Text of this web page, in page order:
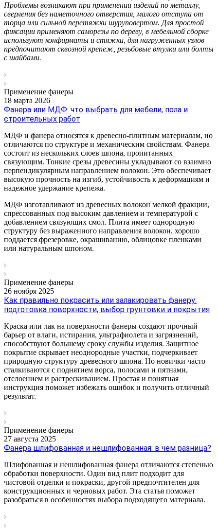
Проблемы возникают при применении изделий по металлу,
сверления без наметочного отверстия, малого отступа от
торца или сильной перетяжки шуруповертом. Для простой
фиксации применяют саморезы по дереву, в мебельной сборке
используют конфирматы и стяжки, для нагруженных узлов
предпочитают сквозной крепеж, резьбовые втулки или болты
с шайбами.
Применение фанеры
18 марта 2026
Фанера или МДФ: что выбрать для мебели, пола и
строительных работ
МДФ и фанера относятся к древесно-плитным материалам, но
отличаются по структуре и механическим свойствам. Фанера
состоит из нескольких слоев шпона, пропитанных
связующим. Тонкие срезы древесины укладывают со взаимно
перпендикулярным направлением волокон. Это обеспечивает
высокую прочность на изгиб, устойчивость к деформациям и
надежное удержание крепежа.
МДФ изготавливают из древесных волокон мелкой фракции,
спрессованных под высоким давлением и температурой с
добавлением связующих смол. Плита имеет однородную
структуру без выраженного направления волокон, хорошо
поддается фрезеровке, окрашиванию, облицовке пленками
или натуральным шпоном.
Применение фанеры
26 ноября 2025
Как правильно покрасить или залакировать фанеру:
подготовка поверхности, выбор грунтовки и покрытия
Краска или лак на поверхности фанеры создают прочный
барьер от влаги, истирания, ультрафиолета и загрязнений,
способствуют большему сроку службы изделия. Защитное
покрытие скрывает неоднородные участки, подчеркивает
природную структуру древесного шпона. Но новички часто
сталкиваются с поднятием ворса, полосами и пятнами,
отслоением и растрескиванием. Простая и понятная
инструкция поможет избежать ошибок и получить отличный
результат.
Применение фанеры
27 августа 2025
Фанера шлифованная и нешлифованная: в чем разница?
Шлифованная и нешлифованная фанера отличаются степенью
обработки поверхности. Один вид плит подходит для
чистовой отделки и покраски, другой предпочтителен для
конструкционных и черновых работ. Эта статья поможет
разобраться в особенностях выбора подходящего материала.